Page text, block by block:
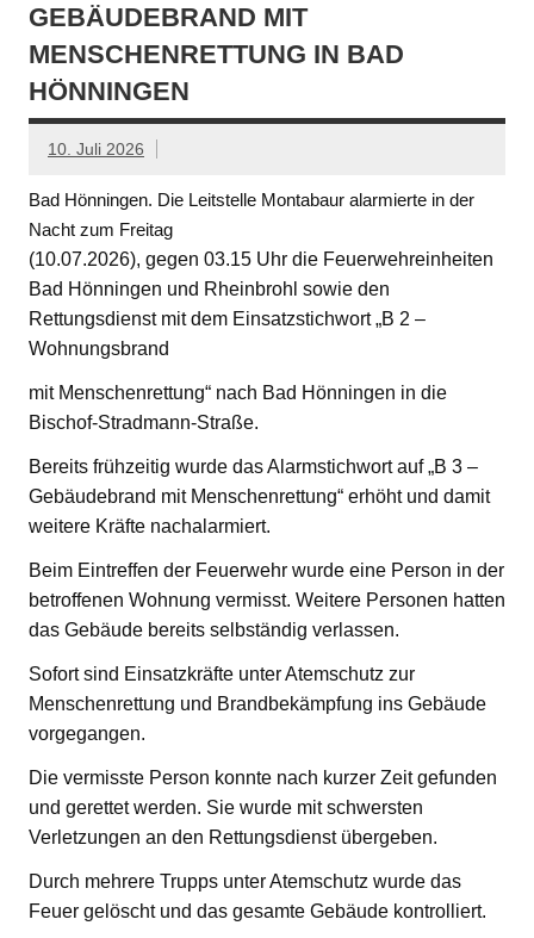
GEBÄUDEBRAND MIT
MENSCHENRETTUNG IN BAD
HÖNNINGEN
10. Juli 2026
Bad Hönningen. Die Leitstelle Montabaur alarmierte in der
Nacht zum Freitag
(10.07.2026), gegen 03.15 Uhr die Feuerwehreinheiten
Bad Hönningen und Rheinbrohl sowie den
Rettungsdienst mit dem Einsatzstichwort „B 2 –
Wohnungsbrand
mit Menschenrettung“ nach Bad Hönningen in die
Bischof-Stradmann-Straße.
Bereits frühzeitig wurde das Alarmstichwort auf „B 3 –
Gebäudebrand mit Menschenrettung“ erhöht und damit
weitere Kräfte nachalarmiert.
Beim Eintreffen der Feuerwehr wurde eine Person in der
betroffenen Wohnung vermisst. Weitere Personen hatten
das Gebäude bereits selbständig verlassen.
Sofort sind Einsatzkräfte unter Atemschutz zur
Menschenrettung und Brandbekämpfung ins Gebäude
vorgegangen.
Die vermisste Person konnte nach kurzer Zeit gefunden
und gerettet werden. Sie wurde mit schwersten
Verletzungen an den Rettungsdienst übergeben.
Durch mehrere Trupps unter Atemschutz wurde das
Feuer gelöscht und das gesamte Gebäude kontrolliert.